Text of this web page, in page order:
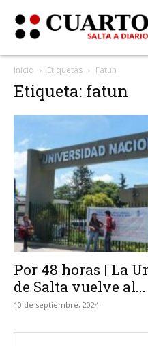
Inicio Etiquetas Fatun
Etiqueta: fatun
Por 48 horas | La
de Salta vuelve al...
10 de septiembre, 2024